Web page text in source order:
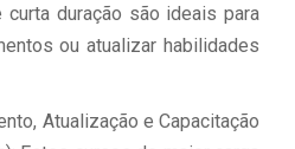
duração são ideais para
ou atualizar habilidades
Atualização e Capacitação